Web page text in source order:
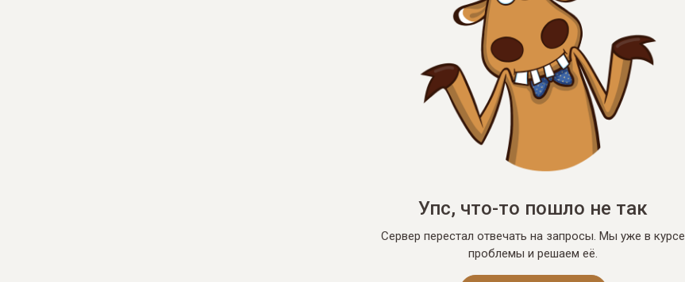
Упс, что-то пошло не так
Сервер перестал отвечать на запросы. Мы уже в курсе
проблемы и решаем её.